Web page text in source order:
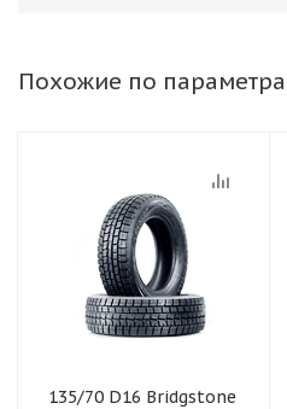
Похожие по
135/70 D16 Bridgstone